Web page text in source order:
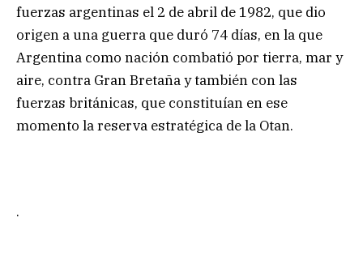
fuerzas argentinas el 2 de abril de 1982, que dio
origen a una guerra que duró 74 días, en la que
Argentina como nación combatió por tierra, mar y
aire, contra Gran Bretaña y también con las
fuerzas británicas, que constituían en ese
momento la reserva estratégica de la Otan.
.